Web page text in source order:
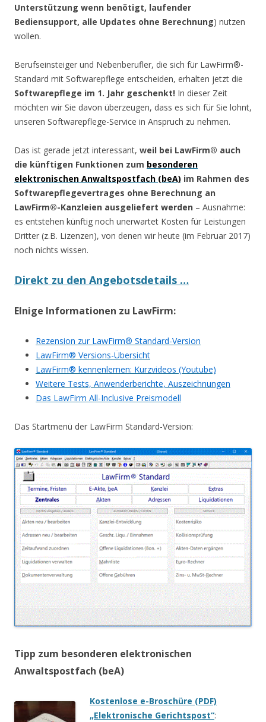
Unterstützung wenn benötigt, laufender
Bediensupport, alle Updates ohne Berechnung) nutzen
wollen.
Berufseinsteiger und Nebenberufler, die sich für LawFirm®-
Standard mit Softwarepflege entscheiden, erhalten jetzt die
Softwarepflege im 1. Jahr geschenkt! In dieser Zeit
möchten wir Sie davon überzeugen, dass es sich für Sie lohnt,
unseren Softwarepflege-Service in Anspruch zu nehmen.
Das ist gerade jetzt interessant, weil bei LawFirm® auch
die künftigen Funktionen zum besonderen
elektronischen Anwaltspostfach (beA) im Rahmen des
Softwarepflegevertrages ohne Berechnung an
LawFirm®-Kanzleien ausgeliefert werden – Ausnahme:
es entstehen künftig noch unerwartet Kosten für Leistungen
Dritter (z.B. Lizenzen), von denen wir heute (im Februar 2017)
noch nichts wissen.
Direkt zu den Angebotsdetails …
EInige Informationen zu LawFirm:
Rezension zur LawFirm® Standard-Version
LawFirm® Versions-Übersicht
LawFirm® kennenlernen: Kurzvideos (Youtube)
Weitere Tests, Anwenderberichte, Auszeichnungen
Das LawFirm All-Inclusive Preismodell
Das Startmenü der LawFirm Standard-Version:
Tipp zum besonderen elektronischen
Anwaltspostfach (beA)
Kostenlose e-Broschüre (PDF)
„Elektronische Gerichtspost“: